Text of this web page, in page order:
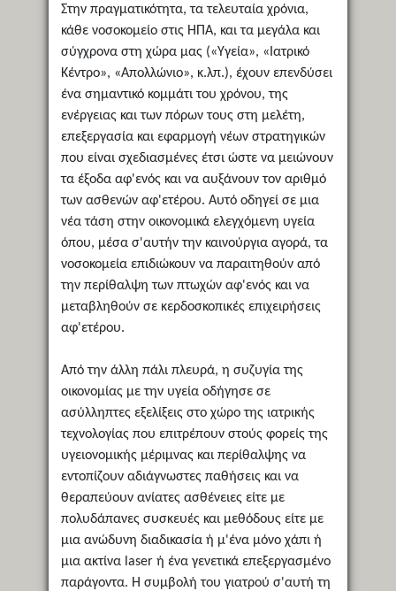
Στην πραγματικότητα, τα τελευταία χρόνια,
κάθε νοσοκομείο στις ΗΠΑ, και τα μεγάλα και
σύγχρονα στη χώρα μας («Υγεία», «Ιατρικό
Κέντρο», «Απολλώνιο», κ.λπ.), έχουν επενδύσει
ένα σημαντικό κομμάτι του χρόνου, της
ενέργειας και των πόρων τους στη μελέτη,
επεξεργασία και εφαρμογή νέων στρατηγικών
που είναι σχεδιασμένες έτσι ώστε να μειώνουν
τα έξοδα αφ'ενός και να αυξάνουν τον αριθμό
των ασθενών αφ'ετέρου. Αυτό οδηγεί σε μια
νέα τάση στην οικονομικά ελεγχόμενη υγεία
όπου, μέσα σ'αυτήν την καινούργια αγορά, τα
νοσοκομεία επιδιώκουν να παραιτηθούν από
την περίθαλψη των πτωχών αφ'ενός και να
μεταβληθούν σε κερδοσκοπικές επιχειρήσεις
αφ'ετέρου.
Από την άλλη πάλι πλευρά, η συζυγία της
οικονομίας με την υγεία οδήγησε σε
ασύλληπτες εξελίξεις στο χώρο της ιατρικής
τεχνολογίας που επιτρέπουν στούς φορείς της
υγειονομικής μέριμνας και περίθαλψης να
εντοπίζουν αδιάγνωστες παθήσεις και να
θεραπεύουν ανίατες ασθένειες είτε με
πολυδάπανες συσκευές και μεθόδους είτε με
μια ανώδυνη διαδικασία ή μ'ένα μόνο χάπι ή
μια ακτίνα laser ή ένα γενετικά επεξεργασμένο
παράγοντα. Η συμβολή του γιατρού σ'αυτή τη